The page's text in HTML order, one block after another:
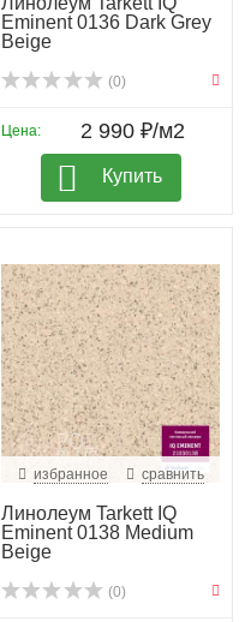
Eminent 0136 Dark Grey
Beige
(0)
Цена: 2 990 ₽/м2
Купить
избранное сравнить
Линолеум Tarkett IQ
Eminent 0138 Medium
Beige
(0)